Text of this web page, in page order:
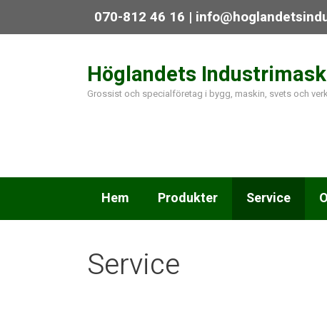
070-812 46 16 |
Höglandets
Grossist och specialföretag i bygg, maskin, svets och
Service